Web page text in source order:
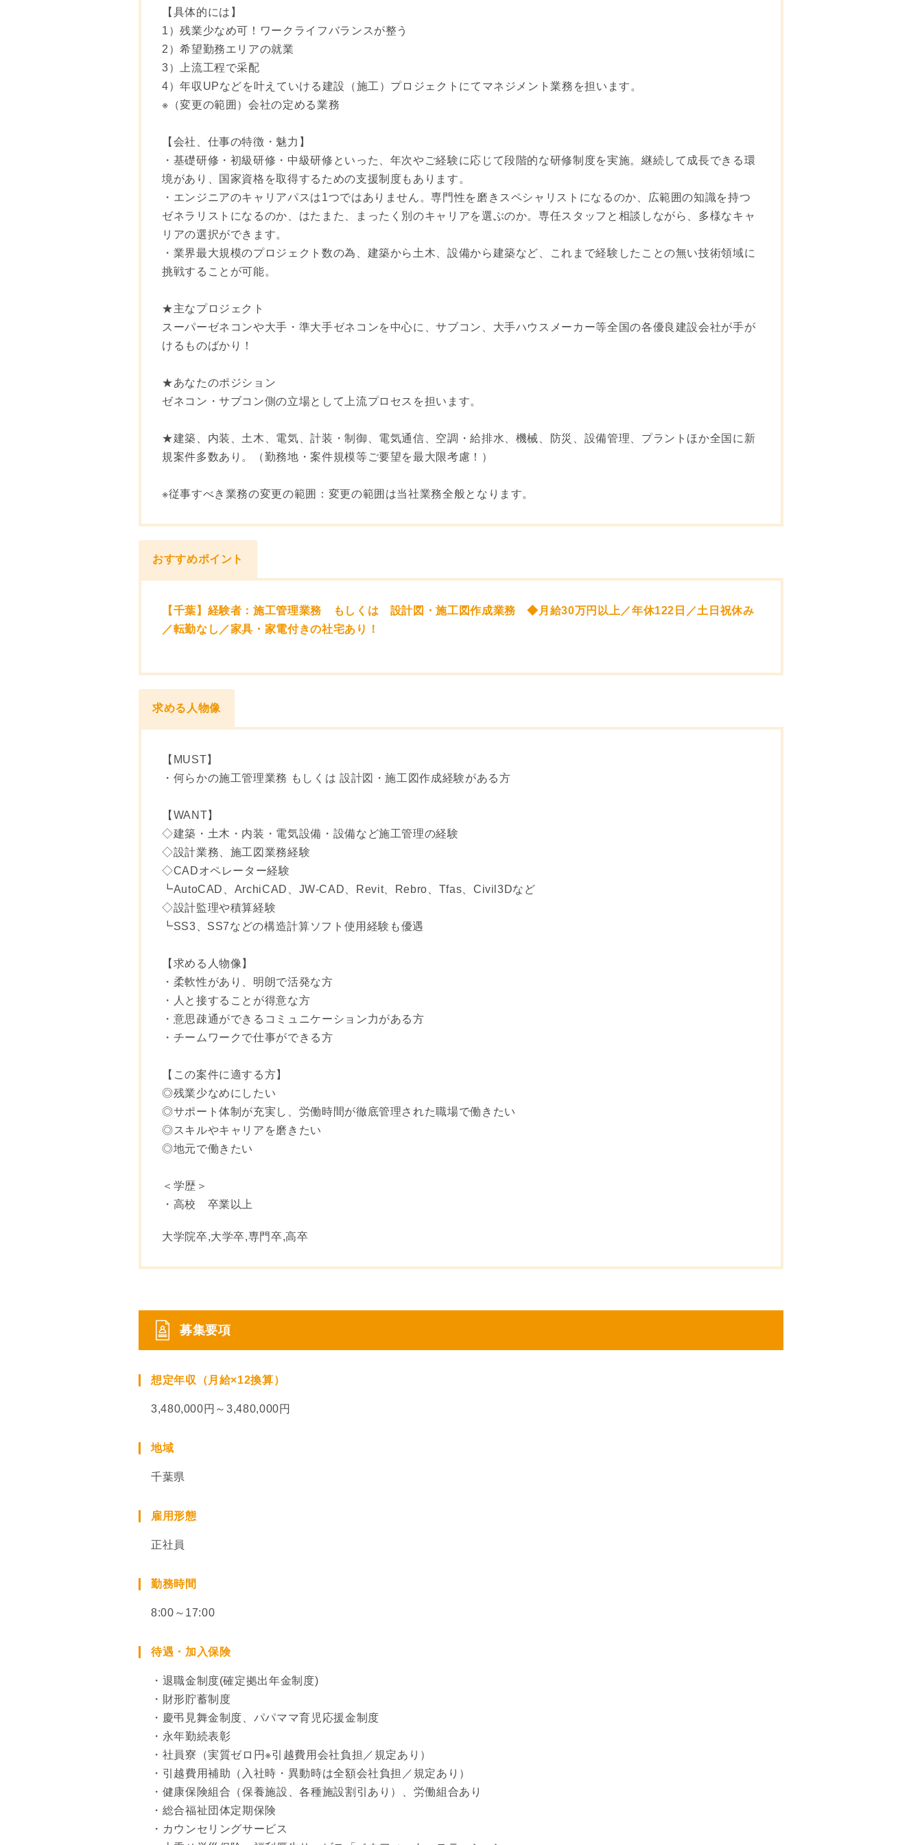
【具体的には】
1）残業少なめ可！ワークライフバランスが整う
2）希望勤務エリアの就業
3）上流工程で采配
4）年収UPなどを叶えていける建設（施工）プロジェクトにてマネジメント業務を担います。
※（変更の範囲）会社の定める業務
【会社、仕事の特徴・魅力】
・基礎研修・初級研修・中級研修といった、年次やご経験に応じて段階的な研修制度を実施。継続して成長できる環
境があり、国家資格を取得するための支援制度もあります。
・エンジニアのキャリアパスは1つではありません。専門性を磨きスペシャリストになるのか、広範囲の知識を持つ
ゼネラリストになるのか、はたまた、まったく別のキャリアを選ぶのか。専任スタッフと相談しながら、多様なキャ
リアの選択ができます。
・業界最大規模のプロジェクト数の為、建築から土木、設備から建築など、これまで経験したことの無い技術領域に
挑戦することが可能。
★主なプロジェクト
スーパーゼネコンや大手・準大手ゼネコンを中心に、サブコン、大手ハウスメーカー等全国の各優良建設会社が手が
けるものばかり！
★あなたのポジション
ゼネコン・サブコン側の立場として上流プロセスを担います。
★建築、内装、土木、電気、計装・制御、電気通信、空調・給排水、機械、防災、設備管理、プラントほか全国に新
規案件多数あり。（勤務地・案件規模等ご要望を最大限考慮！）
※従事すべき業務の変更の範囲：変更の範囲は当社業務全般となります。
おすすめポイント
【千葉】経験者：施工管理業務 もしくは 設計図・施工図作成業務 ◆月給30万円以上／年休122日／土日祝休み
／転勤なし／家具・家電付きの社宅あり！
求める人物像
【MUST】
・何らかの施工管理業務 もしくは 設計図・施工図作成経験がある方
【WANT】
◇建築・土木・内装・電気設備・設備など施工管理の経験
◇設計業務、施工図業務経験
◇CADオペレーター経験
┗AutoCAD、ArchiCAD、JW-CAD、Revit、Rebro、Tfas、Civil3Dなど
◇設計監理や積算経験
┗SS3、SS7などの構造計算ソフト使用経験も優遇
【求める人物像】
・柔軟性があり、明朗で活発な方
・人と接することが得意な方
・意思疎通ができるコミュニケーション力がある方
・チームワークで仕事ができる方
【この案件に適する方】
◎残業少なめにしたい
◎サポート体制が充実し、労働時間が徹底管理された職場で働きたい
◎スキルやキャリアを磨きたい
◎地元で働きたい
＜学歴＞
・高校 卒業以上
大学院卒,大学卒,専門卒,高卒
募集要項
想定年収（月給×12換算）
3,480,000円～3,480,000円
地域
千葉県
雇用形態
正社員
勤務時間
8:00～17:00
待遇・加入保険
・退職金制度(確定拠出年金制度)
・財形貯蓄制度
・慶弔見舞金制度、パパママ育児応援金制度
・永年勤続表彰
・社員寮（実質ゼロ円※引越費用会社負担／規定あり）
・引越費用補助（入社時・異動時は全額会社負担／規定あり）
・健康保険組合（保養施設、各種施設割引あり）、労働組合あり
・総合福祉団体定期保険
・カウンセリングサービス